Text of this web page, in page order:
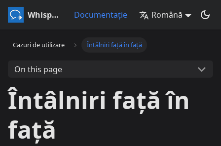
Whisperr Documentație Română
Cazuri de utilizare Întâlniri față în față
On this page
Întâlniri față în
față